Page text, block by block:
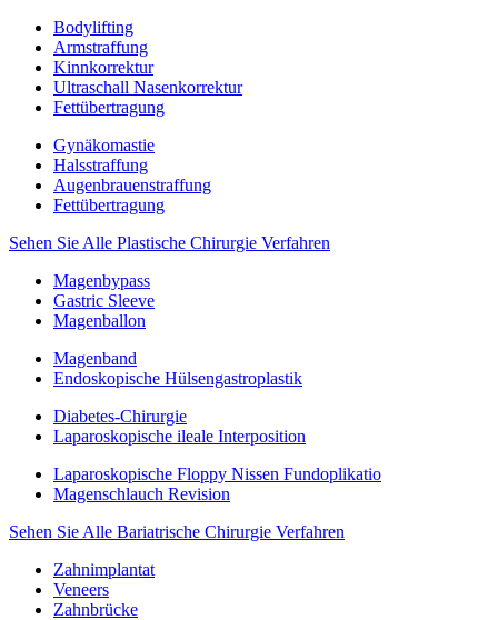
Bodylifting
Armstraffung
Kinnkorrektur
Ultraschall Nasenkorrektur
Fettübertragung
Gynäkomastie
Halsstraffung
Augenbrauenstraffung
Fettübertragung
Sehen Sie Alle Plastische Chirurgie Verfahren
Magenbypass
Gastric Sleeve
Magenballon
Magenband
Endoskopische Hülsengastroplastik
Diabetes-Chirurgie
Laparoskopische ileale Interposition
Laparoskopische Floppy Nissen Fundoplikatio
Magenschlauch Revision
Sehen Sie Alle Bariatrische Chirurgie Verfahren
Zahnimplantat
Veneers
Zahnbrücke